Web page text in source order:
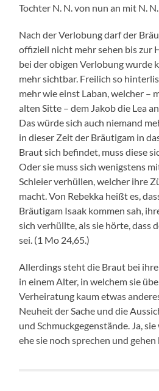
Tochter N. N. von nun an mit N.
Nach der Verlobung darf der
offiziell nicht mehr sehen bis zur
bei der obigen Verlobung wurde
mehr sichtbar. Freilich so
mehr wie einst Laban, welcher –
alten Sitte – dem Jakob die Lea
Das würde sich auch niemand
in dieser Zeit der Bräutigam in
Braut sich befindet, muss diese
Oder sie muss sich wenigstens
Schleier verhüllen, welcher ihre
macht. Von Rebekka heißt es,
Bräutigam Isaak kommen sah,
sich verhüllte, als sie hörte, dass
sei. (1 Mo 24,65.)
Allerdings steht die Braut bei
in einem Alter, in welchem sie
Verheiratung kaum etwas
Neuheit der Sache und die
und Schmuckgegenstände. Ja,
ehe sie noch sprechen und gehen